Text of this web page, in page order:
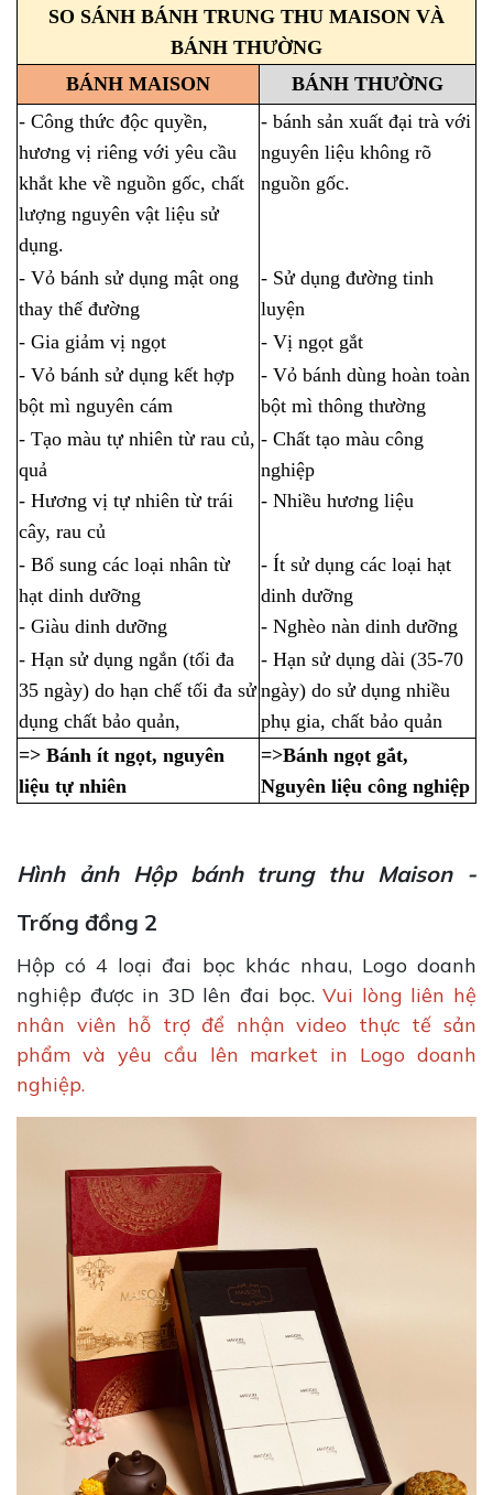
SO SÁNH BÁNH TRUNG THU MAISON VÀ
BÁNH THƯỜNG
BÁNH MAISON
BÁNH THƯỜNG
- Công thức độc quyền,
hương vị riêng với yêu cầu
khắt khe về nguồn gốc, chất
lượng nguyên vật liệu sử
dụng.
- bánh sản xuất đại trà với
nguyên liệu không rõ
nguồn gốc.
- Vỏ bánh sử dụng mật ong
thay thế đường
- Sử dụng đường tinh
luyện
- Gia giảm vị ngọt
- Vị ngọt gắt
- Vỏ bánh sử dụng kết hợp
bột mì nguyên cám
- Vỏ bánh dùng hoàn toàn
bột mì thông thường
- Tạo màu tự nhiên từ rau củ,
quả
- Hương vị tự nhiên từ trái
cây, rau củ
- Chất tạo màu công
nghiệp
- Nhiều hương liệu
- Bổ sung các loại nhân từ
hạt dinh dưỡng
- Giàu dinh dưỡng
- Ít sử dụng các loại hạt
dinh dưỡng
- Nghèo nàn dinh dưỡng
- Hạn sử dụng ngắn (tối đa
35 ngày) do hạn chế tối đa sử
dụng chất bảo quản,
- Hạn sử dụng dài (35-70
ngày) do sử dụng nhiều
phụ gia, chất bảo quản
=> Bánh ít ngọt, nguyên
liệu tự nhiên
=>Bánh ngọt gắt,
Nguyên liệu công nghiệp
Hình ảnh Hộp bánh trung thu Maison -
Trống đồng 2
Hộp có 4 loại đai bọc khác nhau, Logo doanh
nghiệp được in 3D lên đai bọc.Vui lòng liên hệ
nhân viên hỗ trợ để nhận video thực tế sản
phẩm và yêu cầu lên market in Logo doanh
nghiệp.